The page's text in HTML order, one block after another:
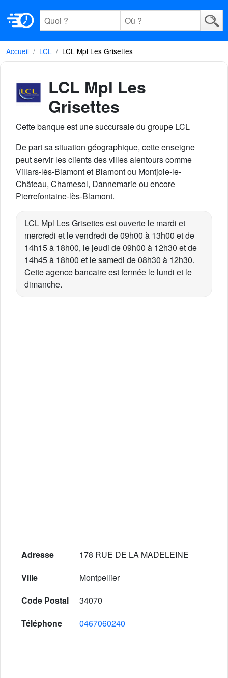
Accueil LCL LCL Mpl Les Grisettes
LCL Mpl Les
Grisettes
Cette banque est une succursale du groupe LCL
De part sa situation géographique, cette enseigne
peut servir les clients des villes alentours comme
Villars-lès-Blamont et Blamont ou Montjoie-le-
Château, Chamesol, Dannemarie ou encore
Pierrefontaine-lès-Blamont.
LCL Mpl Les Grisettes est ouverte le mardi et
mercredi et le vendredi de 09h00 à 13h00 et de
14h15 à 18h00, le jeudi de 09h00 à 12h30 et de
14h45 à 18h00 et le samedi de 08h30 à 12h30.
Cette agence bancaire est fermée le lundi et le
dimanche.
Adresse
178 RUE DE LA MADELEINE
Ville
Montpellier
Code Postal
34070
Téléphone
0467060240